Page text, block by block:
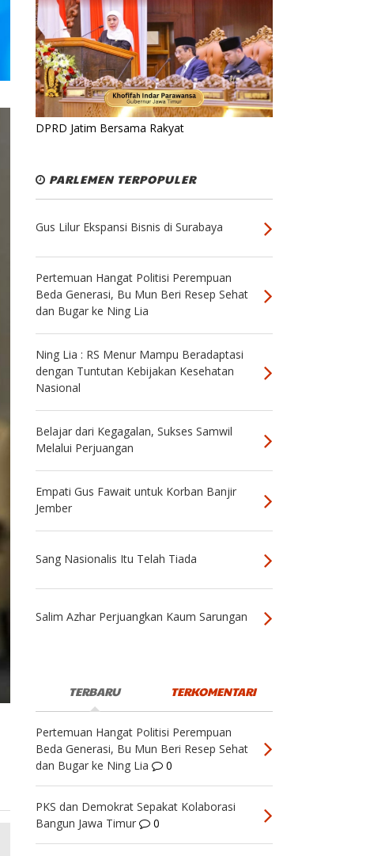
DPRD Jatim Bersama Rakyat
PARLEMEN TERPOPULER
Gus Lilur Ekspansi Bisnis di Surabaya
Pertemuan Hangat Politisi Perempuan
Beda Generasi, Bu Mun Beri Resep Sehat
dan Bugar ke Ning Lia
Ning Lia : RS Menur Mampu Beradaptasi
dengan Tuntutan Kebijakan Kesehatan
Nasional
Belajar dari Kegagalan, Sukses Samwil
Melalui Perjuangan
Empati Gus Fawait untuk Korban Banjir
Jember
Sang Nasionalis Itu Telah Tiada
Salim Azhar Perjuangkan Kaum Sarungan
TERBARU TERKOMENTARI
Pertemuan Hangat Politisi Perempuan
Beda Generasi, Bu Mun Beri Resep Sehat
dan Bugar ke Ning Lia
0
PKS dan Demokrat Sepakat Kolaborasi
Bangun Jawa Timur
0